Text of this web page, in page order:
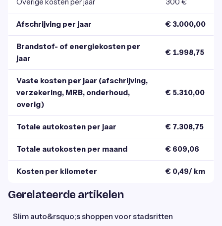
Afschrijving per jaar € 3.000,00
Brandstof- of energiekosten per
jaar
€ 1.998,75
Vaste kosten per jaar (afschrijving,
verzekering, MRB, onderhoud,
overig)
€ 5.310,00
Totale autokosten per jaar € 7.308,75
Totale autokosten per maand € 609,06
Kosten per kilometer € 0,49/ km
Gerelateerde artikelen
Slim auto&rsquo;s shoppen voor stadsritten